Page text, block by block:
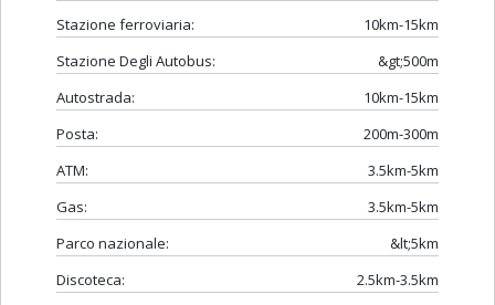
Stazione ferroviaria:
10km-15km
Stazione Degli Autobus:
&gt;500m
Autostrada:
10km-15km
Posta:
200m-300m
ATM:
3.5km-5km
Gas:
3.5km-5km
Parco nazionale:
&lt;5km
Discoteca:
2.5km-3.5km